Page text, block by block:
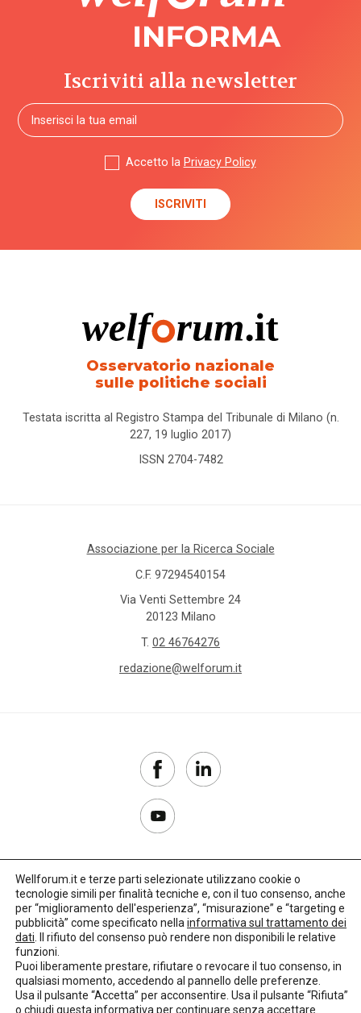
Iscriviti alla newsletter
Accetto la Privacy Policy
Osservatorio nazionale
sulle politiche sociali
Testata iscritta al Registro Stampa del Tribunale di Milano (n.
227, 19 luglio 2017)
ISSN 2704-7482
Associazione per la Ricerca Sociale
C.F. 97294540154
Via Venti Settembre 24
20123 Milano
T. 02 46764276
redazione@welforum.it
Copyright 2017–2026
Privacy Policy
Credits: LO Studio
Wellforum.it e terze parti selezionate utilizzano cookie o
tecnologie simili per finalità tecniche e, con il tuo consenso, anche
per “miglioramento dell'esperienza”, “misurazione” e “targeting e
pubblicità” come specificato nella informativa sul trattamento dei
dati . Il rifiuto del consenso può rendere non disponibili le relative
funzioni.
Puoi liberamente prestare, rifiutare o revocare il tuo consenso, in
qualsiasi momento, accedendo al pannello delle preferenze.
Usa il pulsante “Accetta” per acconsentire. Usa il pulsante “Rifiuta”
o chiudi questa informativa per continuare senza accettare.